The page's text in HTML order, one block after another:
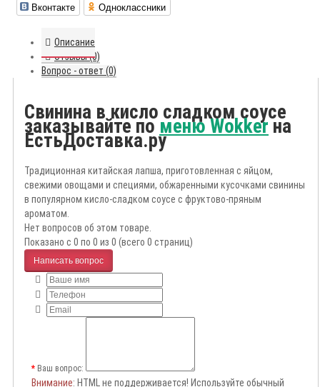
Вконтакте Одноклассники
Описание
Отзывы (0)
Вопрос - ответ (0)
Свинина в кисло сладком соусе
заказывайте по меню Wokkerна
ЕстьДоставка.ру
Традиционная китайская лапша, приготовленная с яйцом,
свежими овощами и специями, обжаренными кусочками свинины
в популярном кисло-сладком соусе с фруктово-пряным
ароматом.
Нет вопросов об этом товаре.
Показано с 0 по 0 из 0 (всего 0 страниц)
Написать вопрос
Ваш вопрос:
Внимание: HTML не поддерживается! Используйте обычный